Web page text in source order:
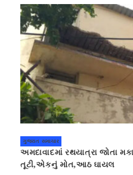
ગુજરાત સમાચાર
અમદાવાદમાં રથયાત્રા જોતા
તૂટી,એકનું મોત,આઠ ઘાયલ